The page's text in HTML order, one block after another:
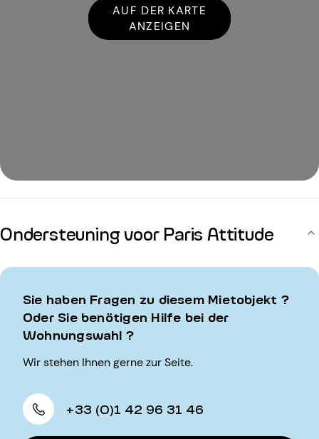
AUF DER KARTE
ANZEIGEN
Ondersteuning voor Paris Attitude
Sie haben Fragen zu diesem Mietobjekt ?
Oder Sie benötigen Hilfe bei der
Wohnungswahl ?
Wir stehen Ihnen gerne zur Seite.
+33 (0)1 42 96 31 46